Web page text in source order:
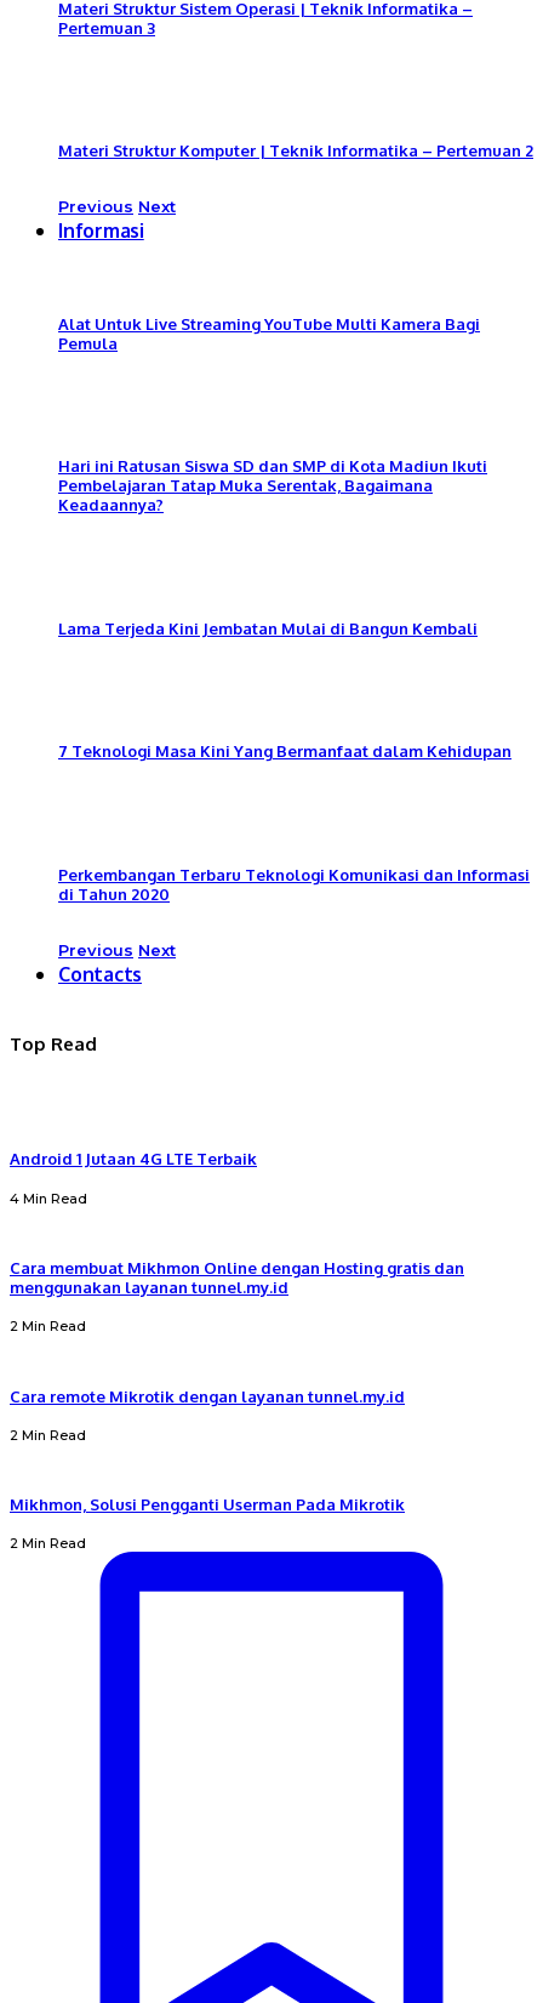
Materi Struktur Sistem Operasi | Teknik Informatika –
Pertemuan 3
Materi Struktur Komputer | Teknik Informatika – Pertemuan 2
Previous Next
Informasi
Alat Untuk Live Streaming YouTube Multi Kamera Bagi
Pemula
Hari ini Ratusan Siswa SD dan SMP di Kota Madiun Ikuti
Pembelajaran Tatap Muka Serentak, Bagaimana
Keadaannya?
Lama Terjeda Kini Jembatan Mulai di Bangun Kembali
7 Teknologi Masa Kini Yang Bermanfaat dalam Kehidupan
Perkembangan Terbaru Teknologi Komunikasi dan Informasi
di Tahun 2020
Previous Next
Contacts
Top Read
Android 1 Jutaan 4G LTE Terbaik
4 Min Read
Cara membuat Mikhmon Online dengan Hosting gratis dan
menggunakan layanan tunnel.my.id
2 Min Read
Cara remote Mikrotik dengan layanan tunnel.my.id
2 Min Read
Mikhmon, Solusi Pengganti Userman Pada Mikrotik
2 Min Read